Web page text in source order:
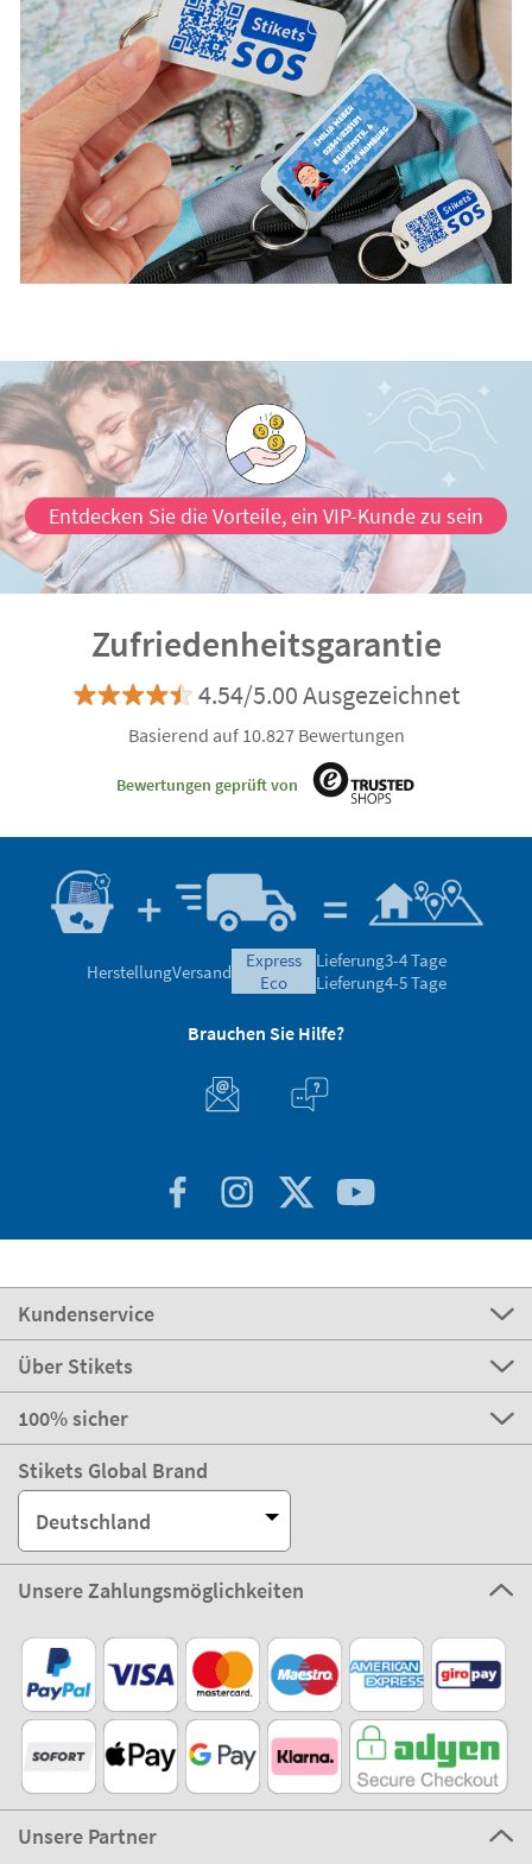
Entdecken Sie die Vorteile, ein VIP-Kunde zu sein
Zufriedenheitsgarantie
4.54/5.00 Ausgezeichnet
Basierend auf 10.827 Bewertungen
Bewertungen geprüft von
HerstellungVersand
express
eco
Lieferung3-4 Tage
Lieferung4-5 Tage
Brauchen Sie Hilfe?
Kundenservice
Über Stikets
100% sicher
Stikets Global Brand
Deutschland
Unsere Zahlungsmöglichkeiten
Unsere Partner